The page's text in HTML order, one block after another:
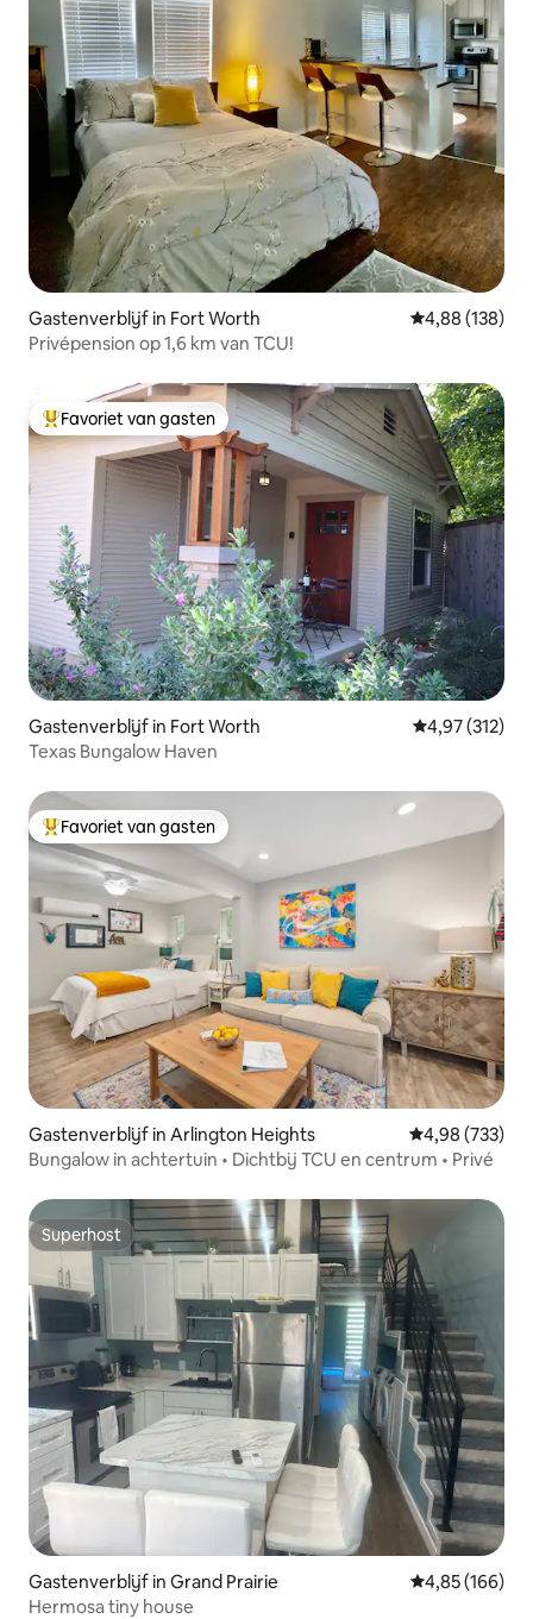
Gastenverblijf in Fort Worth Gemiddelde
4,88 (138)
Privépension op 1,6 km van TCU!
Topfavoriet van gasten
Favoriet van gasten
Gastenverblijf in Fort Worth Gemiddelde
4,97 (312)
Texas Bungalow Haven
Topfavoriet van gasten
Favoriet van gasten
Gastenverblijf in Arlington Heights Gemiddelde
4,98 (733)
Bungalow in achtertuin • Dichtbij TCU en centrum • Privé
Superhost
Superhost
Gastenverblijf in Grand Prairie Gemiddelde
4,85 (166)
Hermosa tiny house